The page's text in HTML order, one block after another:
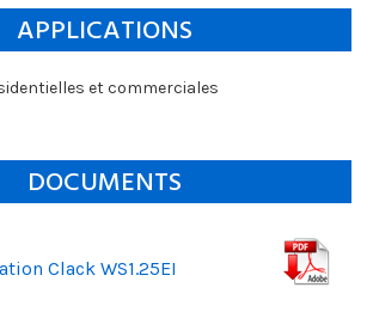
APPLICATIONS
et commerciales
DOCUMENTS
Clack WS1.25EI